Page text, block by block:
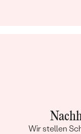
Wir stellen